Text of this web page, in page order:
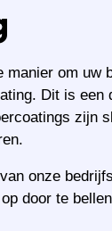
manier om uw
Dit is een
zijn
onze
door te